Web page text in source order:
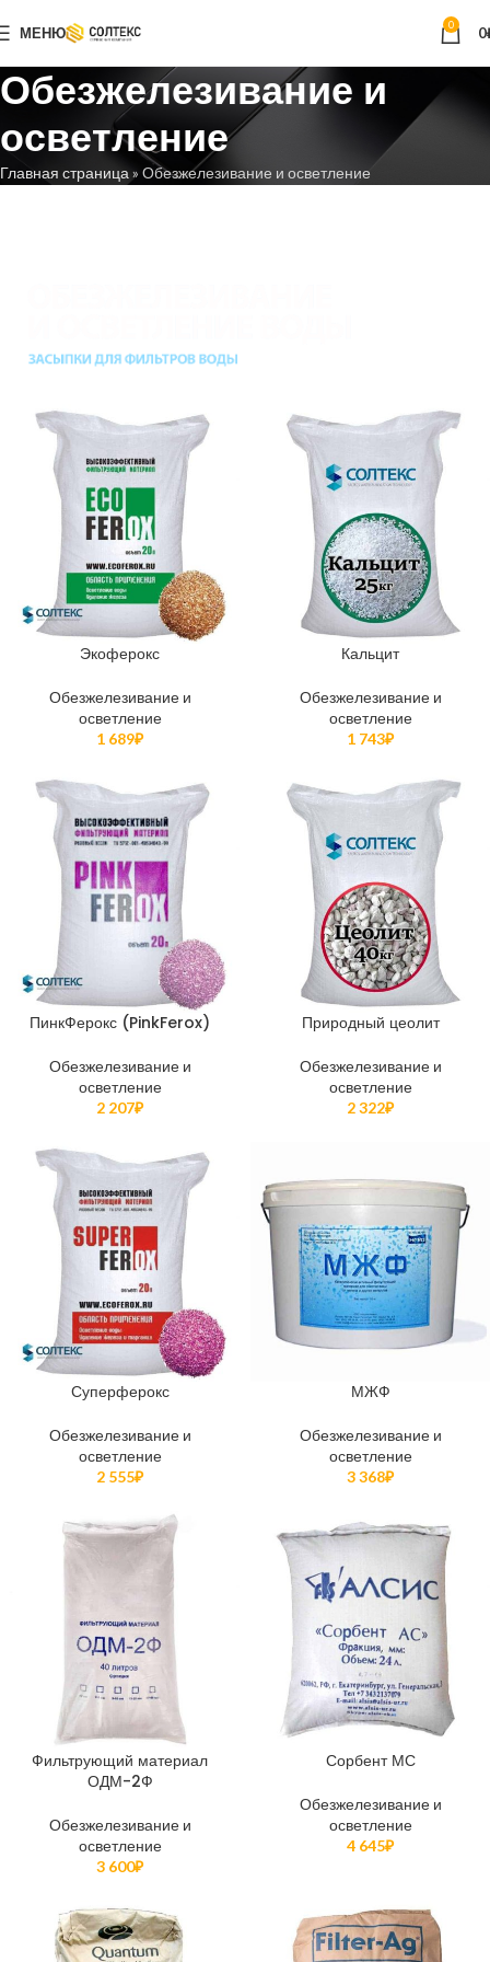
МЕНЮ 0 0
Обезжелезивание и
осветление
Главная страница » Обезжелезивание и осветление
Экоферокс
Обезжелезивание и
осветление
1 689₽
Кальцит
Обезжелезивание и
осветление
1 743₽
ПинкФерокс (PinkFerox)
Обезжелезивание и
осветление
2 207₽
Природный цеолит
Обезжелезивание и
осветление
2 322₽
Суперферокс
Обезжелезивание и
осветление
2 555₽
МЖФ
Обезжелезивание и
осветление
3 368₽
Фильтрующий материал
ОДМ-2Ф
Обезжелезивание и
осветление
3 600₽
Сорбент МС
Обезжелезивание и
осветление
4 645₽